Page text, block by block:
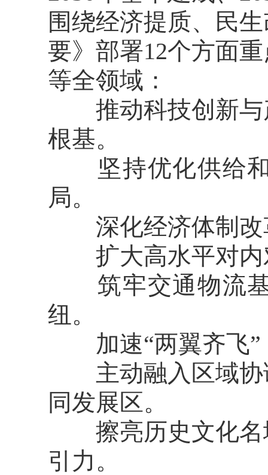
围绕经济提质、民
要》部署12个方面
等全领域：
推动科技创新与
根基。
坚持优化供给和
局。
深化经济体制改
扩大高水平对内
筑牢交通物流基
纽。
加速“两翼齐飞”
主动融入区域协
同发展区。
擦亮历史文化名
引力。